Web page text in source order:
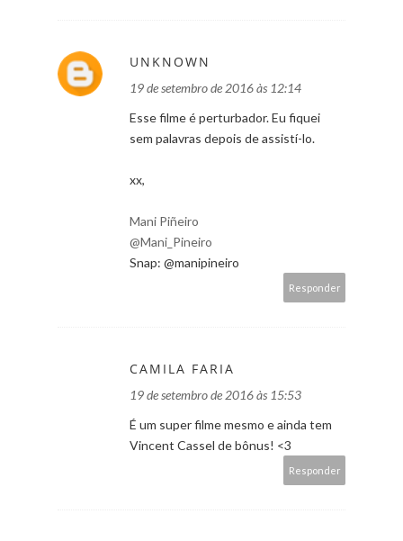
UNKNOWN
19 de setembro de 2016 às 12:14
Esse filme é perturbador. Eu fiquei
sem palavras depois de assistí-lo.
xx,
Mani Piñeiro
@Mani_Pineiro
Snap: @manipineiro
Responder
CAMILA FARIA
19 de setembro de 2016 às 15:53
É um super filme mesmo e ainda tem
Vincent Cassel de bônus! <3
Responder